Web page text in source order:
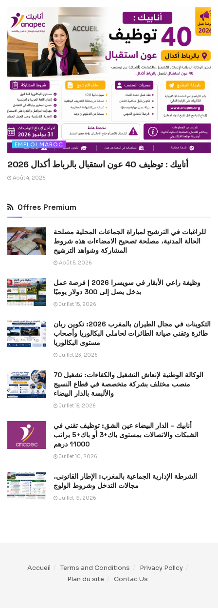
EMPLOI MAROC
أنابيك : توظيف 40 عون استقبال بالرباط أكدال 2026
Août 4, 2026
Offres Premium
للراغبات في الترشيح لمباراة الجماعات المحلية مصلحة
الحالة المدنية، مصلحة تصحيح الامضاءات هذه شروط
المشاركة وشواهد الترشيح
Août 5, 2026
وظيفة راعي الأبقار في سويسرا 2026 | فرصة عمل
بدخل يصل إلى 300 دولار يوميًا
Juillet 15, 2026
التكوينات في مجال الطيران بالمغرب 2026: تكوين ربان
طائرة وتقني صيانة الطائرات لحاملي البكالوريا وأصحاب
مستوى البكالوريا
Juillet 23, 2026
الوكالة الوطنية لإنعاش التشغيل والكفاءات: تشغيل 70
منصب مختلف بشركة متخصصة في قطاع النسيج
والألبسة بالدار البيضاء
Juillet 18, 2026
أنابيك – الدار البيضاء عين الشق: توظيف تقني في
الشبكات والاتصالات بمستوى باك+3 أو باك+5 براتب
11000 درهم
Juillet 10, 2026
الشرطة الإدارية الجماعية بالمغرب: الإطار القانوني،
مجالات التدخل وشروط الولوج
Juillet 19, 2026
Accueil Terms and Conditions
Privacy Policy
Plan du site
Contac Us